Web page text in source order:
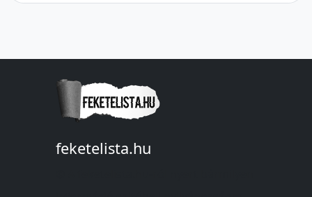
feketelista.hu